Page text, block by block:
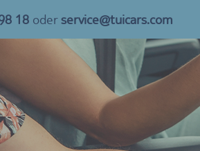
18oderservice@tuicars.com